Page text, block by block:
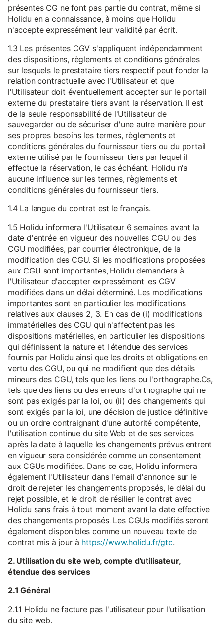
présentes CG ne font pas partie du contrat, même si
Holidu en a connaissance, à moins que Holidu
n'accepte expressément leur validité par écrit.
1.3 Les présentes CGV s'appliquent indépendamment
des dispositions, règlements et conditions générales
sur lesquels le prestataire tiers respectif peut fonder la
relation contractuelle avec l'Utilisateur et que
l'Utilisateur doit éventuellement accepter sur le portail
externe du prestataire tiers avant la réservation. Il est
de la seule responsabilité de l'Utilisateur de
sauvegarder ou de sécuriser d'une autre manière pour
ses propres besoins les termes, règlements et
conditions générales du fournisseur tiers ou du portail
externe utilisé par le fournisseur tiers par lequel il
effectue la réservation, le cas échéant. Holidu n'a
aucune influence sur les termes, règlements et
conditions générales du fournisseur tiers.
1.4 La langue du contrat est le français.
1.5 Holidu informera l'Utilisateur 6 semaines avant la
date d'entrée en vigueur des nouvelles CGU ou des
CGU modifiées, par courrier électronique, de la
modification des CGU. Si les modifications proposées
aux CGU sont importantes, Holidu demandera à
l'Utilisateur d'accepter expressément les CGV
modifiées dans un délai déterminé. Les modifications
importantes sont en particulier les modifications
relatives aux clauses 2, 3. En cas de (i) modifications
immatérielles des CGU qui n'affectent pas les
dispositions matérielles, en particulier les dispositions
qui définissent la nature et l'étendue des services
fournis par Holidu ainsi que les droits et obligations en
vertu des CGU, ou qui ne modifient que des détails
mineurs des CGU, tels que les liens ou l'orthographe.Cs,
tels que des liens ou des erreurs d'orthographe qui ne
sont pas exigés par la loi, ou (ii) des changements qui
sont exigés par la loi, une décision de justice définitive
ou un ordre contraignant d'une autorité compétente,
l'utilisation continue du site Web et de ses services
après la date à laquelle les changements prévus entrent
en vigueur sera considérée comme un consentement
aux CGUs modifiées. Dans ce cas, Holidu informera
également l'Utilisateur dans l'email d'annonce sur le
droit de rejeter les changements proposés, le délai du
rejet possible, et le droit de résilier le contrat avec
Holidu sans frais à tout moment avant la date effective
des changements proposés. Les CGUs modifiés seront
également disponibles comme un nouveau texte de
contrat mis à jour à https://www.holidu.fr/gtc.
2. Utilisation du site web, compte d'utilisateur,
étendue des services
2.1 Général
2.1.1 Holidu ne facture pas l'utilisateur pour l'utilisation
du site web.